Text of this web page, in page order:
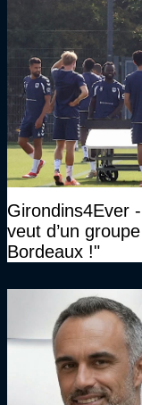
Girondins4Ever
veut d’un
Bordeaux !"